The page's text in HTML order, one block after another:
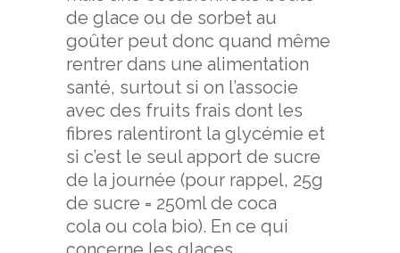
de glace ou de sorbet au
goûter peut donc quand même
rentrer dans une alimentation
santé, surtout si on l’associe
avec des fruits frais dont les
fibres ralentiront la glycémie et
si c’est le seul apport de sucre
de la journée (pour rappel, 25g
de sucre = 250ml de coca
cola ou cola bio). En ce qui